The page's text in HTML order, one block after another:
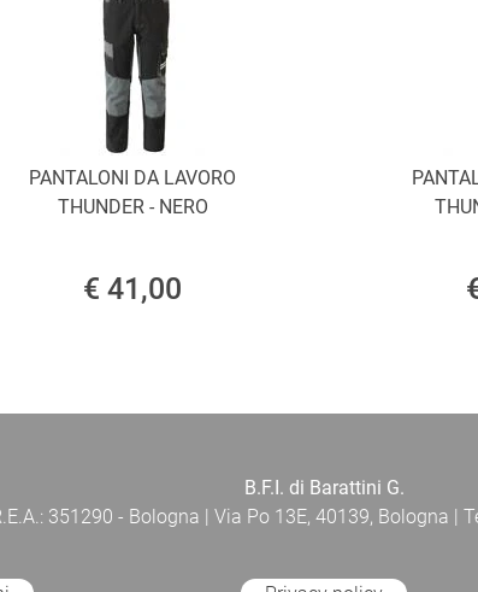
PANTALONI DA LAVORO
THUNDER - NERO
€ 41,00
B.F.I. di Barattini G.
351290 - Bologna | Via Po 13E, 40139, Bologna |